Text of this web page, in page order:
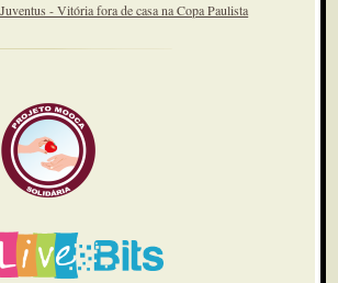
- Vitória fora de casa na Copa Paulista